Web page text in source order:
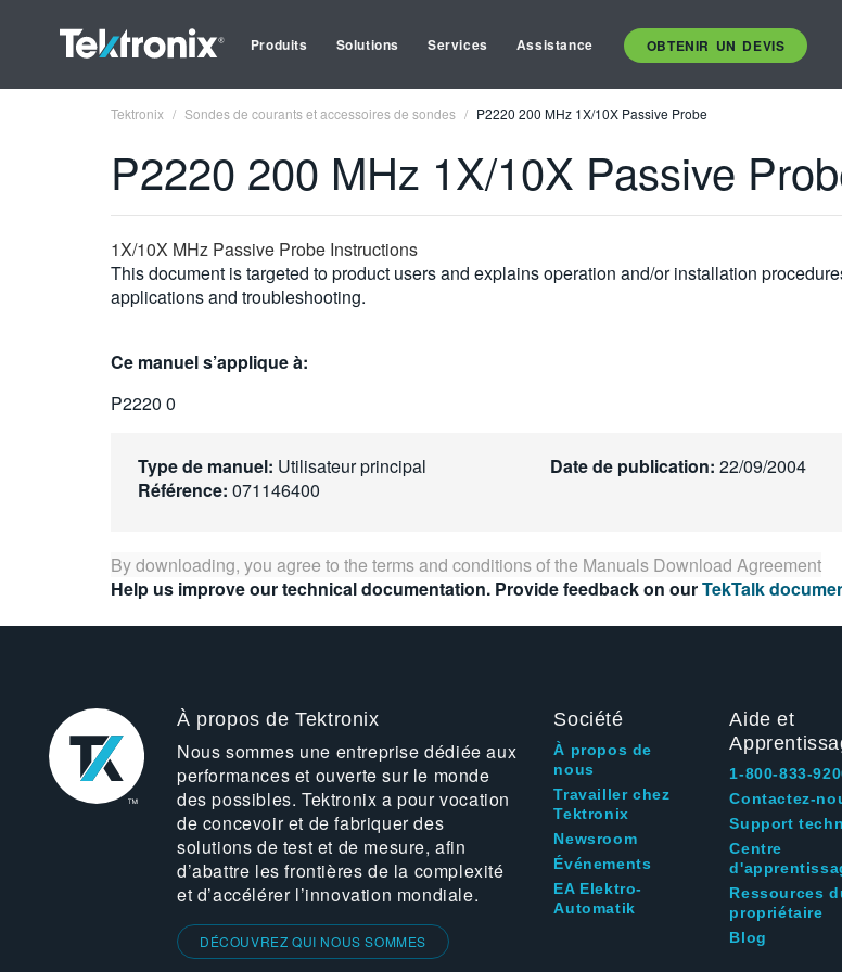
Produits Solutions Services Assistance OBTENIR UN DEVIS
Tektronix Sondes de courants et accessoires de sondes P2220 200 MHz 1X/10X Passive Probe
P2220 200 MHz 1X/10X Passive
1X/10X MHz Passive Probe Instructions
This document is targeted to product users and explains operation and/or installation
applications and troubleshooting.
Ce manuel s’applique à:
P2220 0
Type de manuel: Utilisateur principal
Référence: 071146400
Date de publication: 22/09/2004
By downloading, you agree to the terms and conditions of the Manuals Download Agreement
Help us improve our technical documentation. Provide feedback on ourTekTalk
À propos de Tektronix
Nous sommes une entreprise dédiée aux
performances et ouverte sur le monde
des possibles. Tektronix a pour vocation
de concevoir et de fabriquer des
solutions de test et de mesure, afin
d’abattre les frontières de la complexité
et d’accélérer l’innovation mondiale.
DÉCOUVREZ QUI NOUS SOMMES
Société
À propos de
nous
Travailler chez
Tektronix
Newsroom
Événements
EA Elektro-
Automatik
Aide et
1-800-833-
Contactez-
Support
Centre
Ressources
propriétaire
Blog